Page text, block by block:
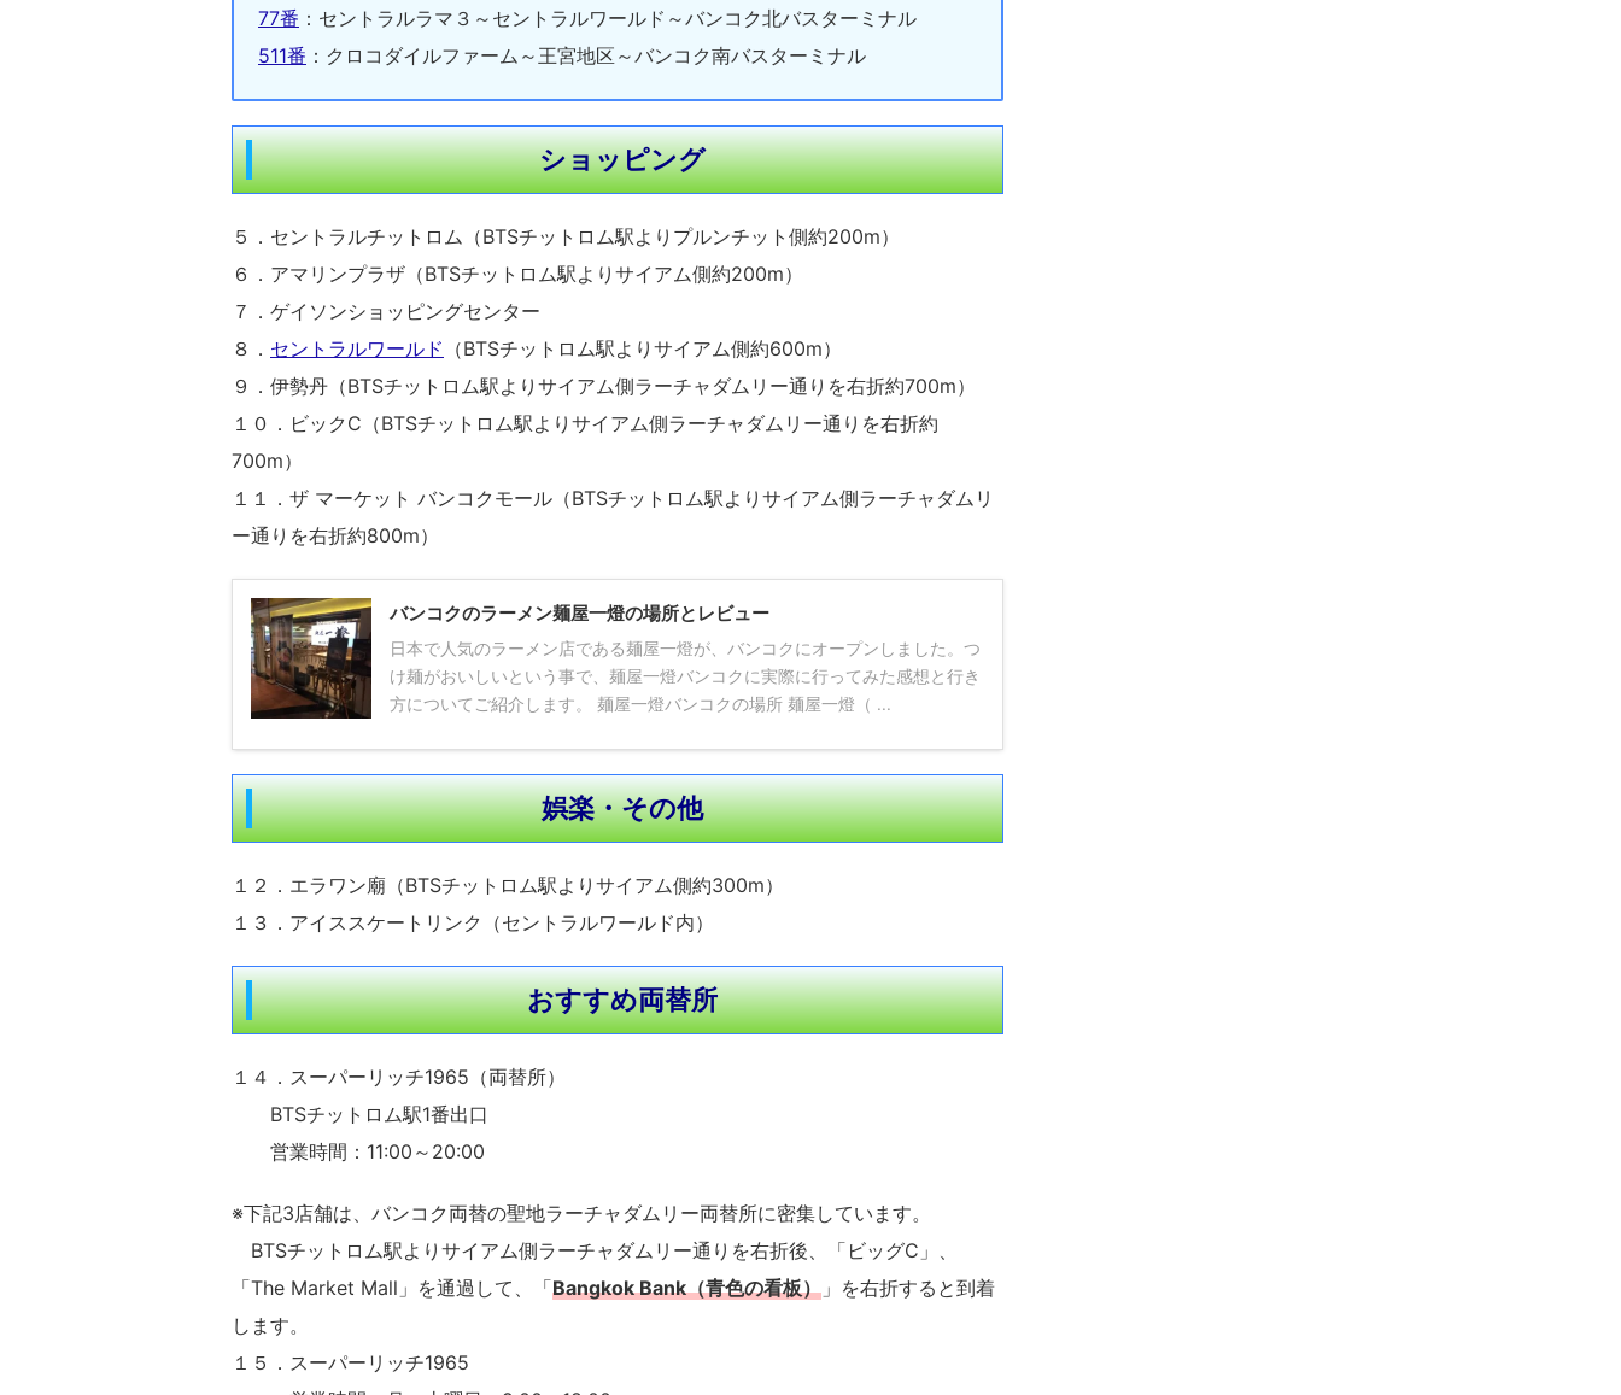
77番 ：セントラルラマ３～セントラルワールド～バンコク北バスターミナル
511番 ：クロコダイルファーム～王宮地区～バンコク南バスターミナル
ショッピング
５．セントラルチットロム（BTSチットロム駅よりプルンチット側約200m）
６．アマリンプラザ（BTSチットロム駅よりサイアム側約200m）
７．ゲイソンショッピングセンター
８． セントラルワールド （BTSチットロム駅よりサイアム側約600m）
９．伊勢丹（BTSチットロム駅よりサイアム側ラーチャダムリー通りを右折約700m）
１０．ビックC（BTSチットロム駅よりサイアム側ラーチャダムリー通りを右折約
700m）
１１．ザ マーケット バンコクモール（BTSチットロム駅よりサイアム側ラーチャダムリ
ー通りを右折約800m）
バンコクのラーメン麺屋一燈の場所とレビュー
日本で人気のラーメン店である麺屋一燈が、バンコクにオープンしました。つ
け麺がおいしいという事で、麺屋一燈バンコクに実際に行ってみた感想と行き
方についてご紹介します。 麺屋一燈バンコクの場所 麺屋一燈（ ...
娯楽・その他
１２．エラワン廟（BTSチットロム駅よりサイアム側約300m）
１３．アイススケートリンク（セントラルワールド内）
おすすめ両替所
１４．スーパーリッチ1965（両替所）
BTSチットロム駅1番出口
営業時間：11:00～20:00
※下記3店舗は、バンコク両替の聖地ラーチャダムリー両替所に密集しています。
BTSチットロム駅よりサイアム側ラーチャダムリー通りを右折後、「ビッグC」、
「The Market Mall」を通過して、「Bangkok Bank（青色の看板） 」を右折すると到着
します。
１５．スーパーリッチ1965